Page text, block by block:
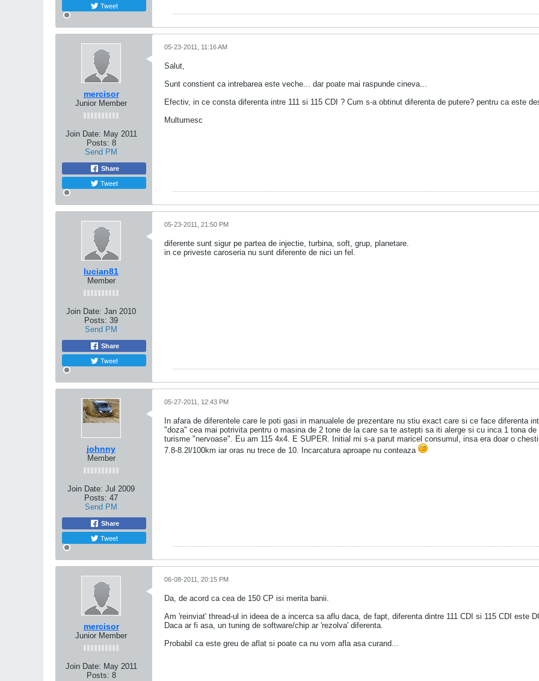
Tweet
mercisor
Junior Member
Join Date: May 2011
Posts: 8
Send PM
Share
Tweet
05-23-2011, 11:16 AM
Salut,
Sunt constient ca intrebarea este veche... dar poate mai raspunde cineva...
Efectiv, in ce consta diferenta intre 111 si 115 CDI ? Cum s-a obtinut diferenta de putere? pentru ca este
Multumesc
lucian81
Member
Join Date: Jan 2010
Posts: 39
Send PM
Share
Tweet
05-23-2011, 21:50 PM
diferente sunt sigur pe partea de injectie, turbina, soft, grup, planetare.
in ce priveste caroseria nu sunt diferente de nici un fel.
johnny
Member
Join Date: Jul 2009
Posts: 47
Send PM
Share
Tweet
05-27-2011, 12:43 PM
In afara de diferentele care le poti gasi in manualele de prezentare nu stiu exact care si ce face diferenta
"doza" cea mai potrivita pentru o masina de 2 tone de la care sa te astepti sa iti alerge si cu inca 1 tona
turisme "nervoase". Eu am 115 4x4. E SUPER. Initial mi s-a parut maricel consumul, insa era doar o
7.8-8.2l/100km iar oras nu trece de 10. Incarcatura aproape nu conteaza
mercisor
Junior Member
Join Date: May 2011
Posts: 8
06-08-2011, 20:15 PM
Da, de acord ca cea de 150 CP isi merita banii.
Am 'reinviat' thread-ul in ideea de a incerca sa aflu daca, de fapt, diferenta dintre 111 CDI si 115 CDI este
Daca ar fi asa, un tuning de software/chip ar 'rezolva' diferenta.
Probabil ca este greu de aflat si poate ca nu vom afla asa curand...